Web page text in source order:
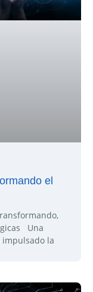
el
Una
la